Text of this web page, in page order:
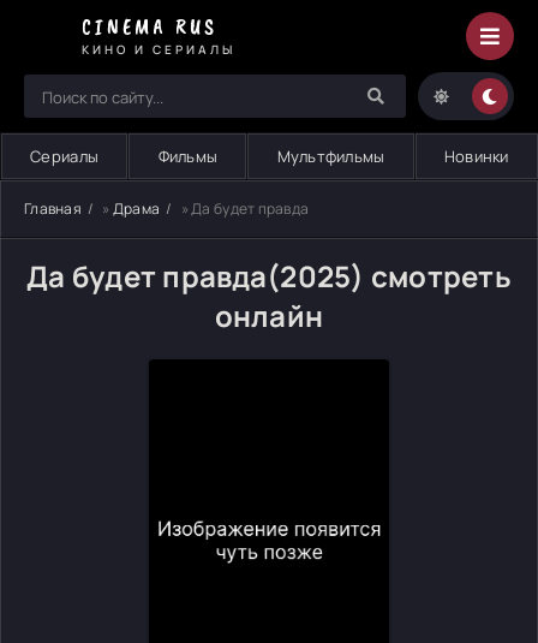
CINEMA RUS
КИНО И СЕРИАЛЫ
Сериалы Фильмы Мультфильмы Новинки
Главная » Драма » Да будет правда
Да будет правда(2025) смотреть
онлайн